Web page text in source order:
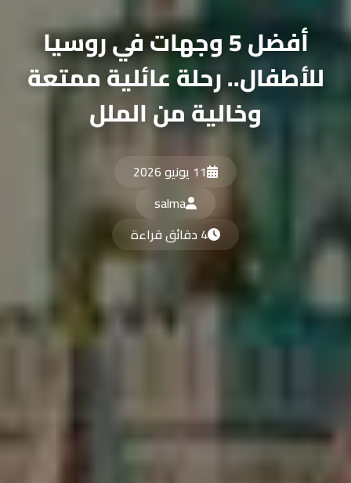
أفضل 5 وجهات في روسيا
للأطفال.. رحلة عائلية ممتعة
وخالية من الملل
11 يونيو 2026
salma
4 دقائق قراءة